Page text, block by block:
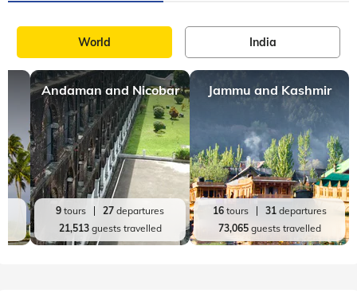
World India
Andaman and Nicobar
9 tours 27 departures
21,513guests travelled
Jammu and Kashmir
16tours 31departures
73,065guests travelled